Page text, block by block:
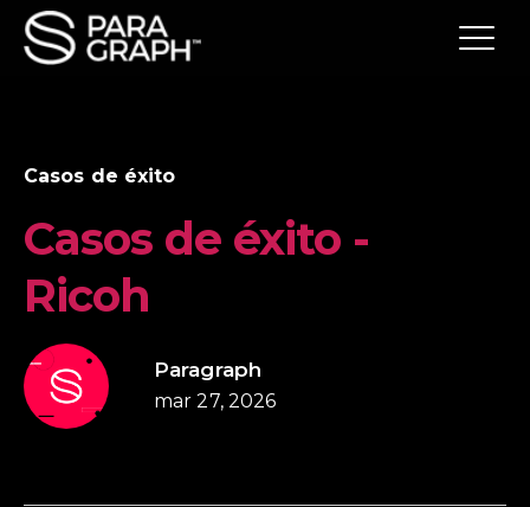
Casos de éxito
Casos de éxito -
Ricoh
Paragraph
mar 27, 2026